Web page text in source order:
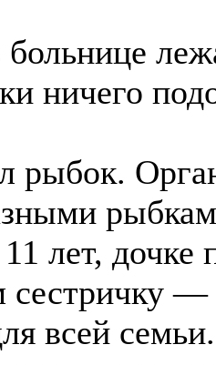
больнице
ничего
рыбок.
лет,
—
всей семьи.